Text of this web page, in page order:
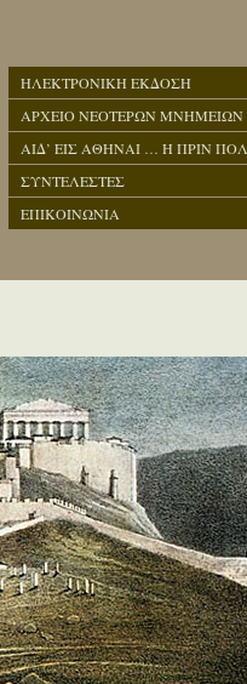
ΗΛΕΚΤΡΟΝΙΚΗ ΕΚΔΟΣΗ
ΑΡΧΕΙΟ ΝΕΟΤΕΡΩΝ ΜΝΗΜΕΙΩΝ
ΑΙΔ’ ΕΙΣ ΑΘΗΝΑΙ … Η ΠΡΙΝ
ΣΥΝΤΕΛΕΣΤΕΣ
ΕΠΙΚΟΙΝΩΝΙΑ